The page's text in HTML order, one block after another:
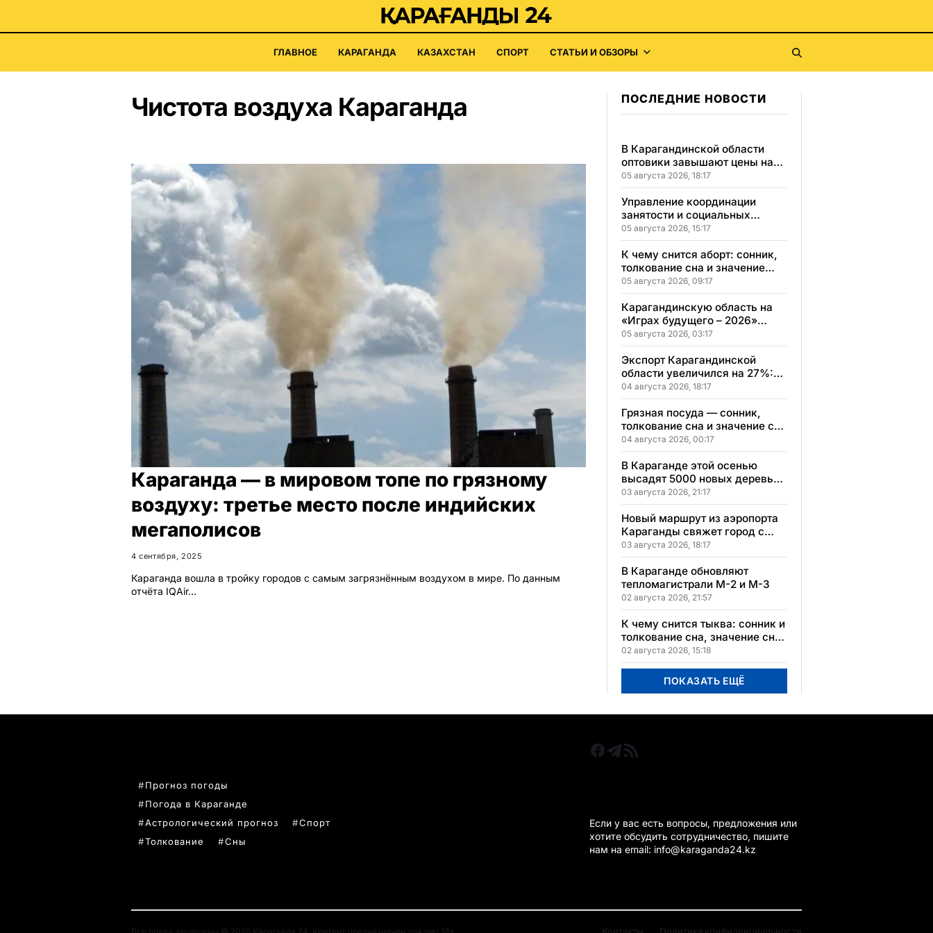
ГЛАВНОЕ КАРАГАНДА КАЗАХСТАН СПОРТ СТАТЬИ И ОБЗОРЫ
Чистота воздуха Караганда
Караганда — в мировом топе по грязному
воздуху: третье место после индийских
мегаполисов
4 сентября, 2025
Караганда вошла в тройку городов с самым загрязнённым воздухом в мире. По данным
отчёта IQAir…
ПОСЛЕДНИЕ НОВОСТИ
В Карагандинской области
оптовики завышают цены на
продукты до 50%
05 августа 2026, 18:17
Управление координации
занятости и социальных
программ Карагандинской
области сменило место
расположения
05 августа 2026, 15:17
К чему снится аборт: сонник,
толкование сна и значение
увиденного
05 августа 2026, 09:17
Карагандинскую область на
«Играх будущего – 2026»
представят два коллектива
05 августа 2026, 03:17
Экспорт Карагандинской
области увеличился на 27%:
регион осваивает новые
рынки
04 августа 2026, 18:17
Грязная посуда — сонник,
толкование сна и значение сна
по мотивам ваших ощущений
и переживаний
04 августа 2026, 00:17
В Караганде этой осенью
высадят 5000 новых деревьев
в экопарке
03 августа 2026, 21:17
Новый маршрут из аэропорта
Караганды свяжет город с
другими регионами
Казахстана
03 августа 2026, 18:17
В Караганде обновляют
тепломагистрали М-2 и М-3
02 августа 2026, 21:57
К чему снится тыква: сонник и
толкование сна, значение сна
в различных культурах
02 августа 2026, 15:18
ПОКАЗАТЬ ЕЩЁ
Прогноз погоды
Погода в Караганде
Астрологический прогноз
Спорт
Толкование
Сны
Если у вас есть вопросы, предложения или
хотите обсудить сотрудничество, пишите
нам на email: info@karaganda24.kz
Все права защищены © 2026 Караганда 24. Контент предназначен для лиц 18+.